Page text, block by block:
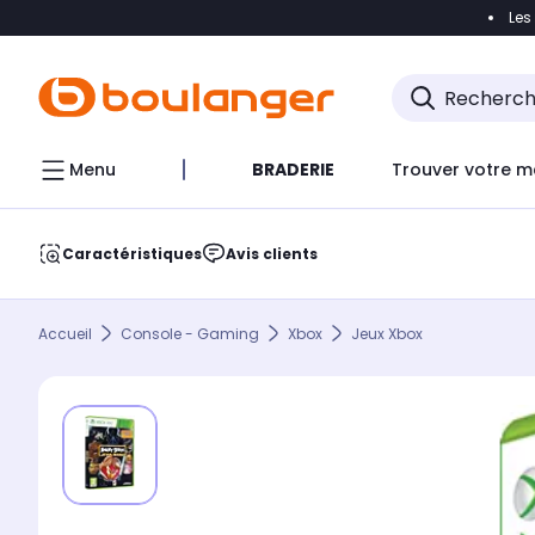
Accéder
Menu BRADERIE Trouver votre
Caractéristiques Avis clients
Accueil Console - Gaming Xbox Jeux Xbox